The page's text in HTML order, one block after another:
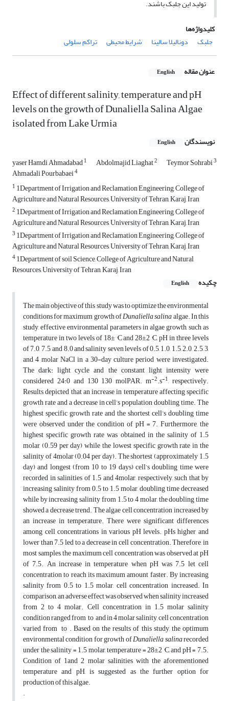
تولید این جلبک باشند.
کلیدواژه‌ها
جلبک
دونالیلا سالینا شرایط محیطی تراکم سلولی
عنوان مقاله English
Effect of different salinity, temperature and pH
levels on the growth of Dunaliella Salina Algae
isolated from Lake Urmia
نویسندگان English
yaser Hamdi Ahmadabad1 Abdolmajid Liaghat2 Teymor Sohrabi3
Ahmadali Pourbabaei4
1 1Department of Irrigation and Reclamation Engineering, College of
Agriculture and Natural Resources, University of Tehran, Karaj, Iran
2 1Department of Irrigation and Reclamation Engineering, College of
Agriculture and Natural Resources, University of Tehran, Karaj, Iran
3 1Department of Irrigation and Reclamation Engineering, College of
Agriculture and Natural Resources, University of Tehran, Karaj, Iran
41Department of soil Science, College of Agriculture and Natural
Resources, University of Tehran, Karaj, Iran
چکیده
English
The main objective of this study was to optimize the environmental
conditions for maximum growth ofDunaliella salinaalgae. In this
study, effective environmental parameters in algae growth, such as
temperature in two levels of 18± °C and 28±2 °C, pH in three levels
of 7.0, 7.5, and 8.0 and salinity seven levels of 0.5, 1.0, 1.5, 2.0, 2.5, 3,
and 4 molar NaCl in a 30-day culture period were investigated.
The dark: light cycle and the constant light intensity were
considered 24:0 and 130 130 molPAR. m-2.s-1, respectively.
Results depicted that an increase in temperature affecting specific
growth rate and a decrease in cell’s population doubling time. The
highest specific growth rate and the shortest cell’s doubling time
were observed under the condition of pH = 7. Furthermore, the
highest specific growth rate was obtained in the salinity of 1.5
molar (0.59 per day) while the lowest specific growth rate in the
salinity of 4molar (0.04 per day). The shortest (approximately 1.5
day) and longest (from 10 to 19 days) cell’s doubling time were
recorded in salinities of 1.5 and 4molar, respectively, such that by
increasing salinity from 0.5 to 1.5 molar, doubling time decreased
while by increasing salinity from 1.5 to 4 molar, the doubling time
showed a decrease trend. The algae cell concentration increased by
an increase in temperature. There were significant differences
among cell concentrations in various pH levels. pHs higher and
lower than 7.5 led to a decrease in cell concentration. Therefore, in
most samples, the maximum cell concentration was observed at pH
of 7.5. An increase in temperature when pH was 7.5 let cell
concentration to reach its maximum amount faster. By increasing
salinity from 0.5 to 1.5 molar, cell concentration increased. In
comparison, an adverse effect was observed when salinity increased
from 2 to 4 molar. Cell concentration in 1.5 molar salinity
condition ranged from to and in 4 molar salinity, cell concentration
varied from to . Based on the results of this study, the optimum
environmental condition for growth ofDunaliella salinarecorded
under the salinity = 1.5 molar, temperature = 28±2 °C, and pH = 7.5.
Condition of 1and 2 molar salinities with the aforementioned
temperature and pH, is suggested as the further option for
production of this algae.
.